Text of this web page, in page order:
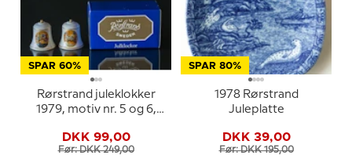
SPAR 60%
Rørstrand juleklokker
1979, motiv nr. 5 og 6,
DKK 99,00
Før: DKK 249,00
SPAR 80%
1978 Rørstrand
Juleplatte
DKK 39,00
Før: DKK 195,00